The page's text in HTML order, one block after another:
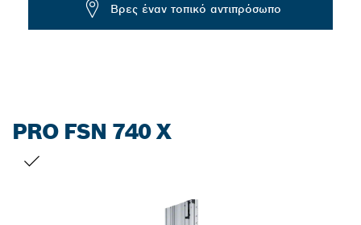
Βρες έναν τοπικό αντιπρόσωπο
PRO FSN 740 X